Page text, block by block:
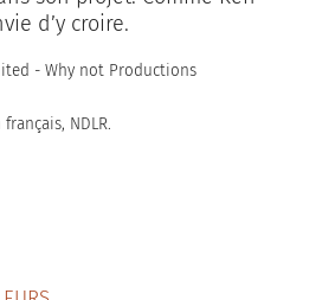
d’y croire.
- Why not Productions
NDLR.